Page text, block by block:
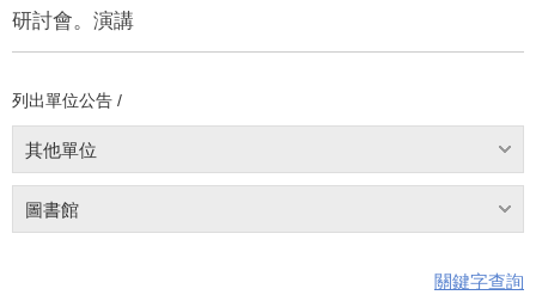
研討會。演講
列出單位公告 /
其他單位
圖書館
關鍵字查詢